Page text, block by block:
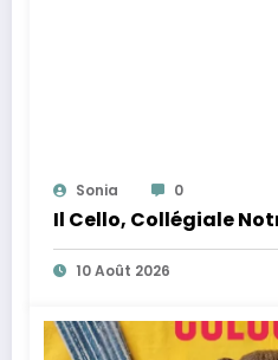
Sonia 0
Il Cello, Collégiale
10 Août 2026